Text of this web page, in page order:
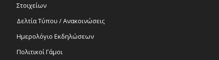
10
Nicosia Book Fest 2025 – Σε λίγες μέρες
12/10/25, Πάρκο Ακρόπολης, με την στήριξη
Στοιχείων
Δελτία Τύπου / Ανακοινώσεις
Ημερολόγιο Εκδηλώσεων
Πολιτικοί Γάμοι